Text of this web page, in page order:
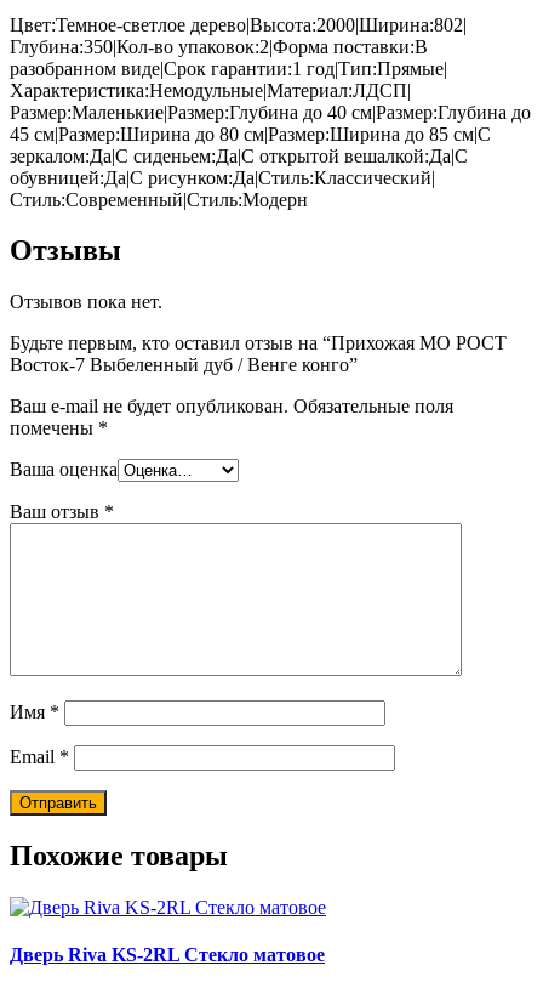
Цвет:Темное-cветлое дерево|Высота:2000|Ширина:802|
Глубина:350|Кол-во упаковок:2|Форма поставки:В
разобранном виде|Срок гарантии:1 год|Тип:Прямые|
Характеристика:Немодульные|Материал:ЛДСП|
Размер:Маленькие|Размер:Глубина до 40 см|Размер:Глубина до
45 см|Размер:Ширина до 80 см|Размер:Ширина до 85 см|С
зеркалом:Да|С сиденьем:Да|С открытой вешалкой:Да|С
обувницей:Да|С рисунком:Да|Стиль:Классический|
Стиль:Современный|Стиль:Модерн
Отзывы
Отзывов пока нет.
Будьте первым, кто оставил отзыв на “Прихожая МО РОСТ
Восток-7 Выбеленный дуб / Венге конго”
Ваш e-mail не будет опубликован. Обязательные поля
помечены *
Ваша оценка
Ваш отзыв *
Имя *
Email *
Похожие товары
Дверь Riva KS-2RL Стекло матовое